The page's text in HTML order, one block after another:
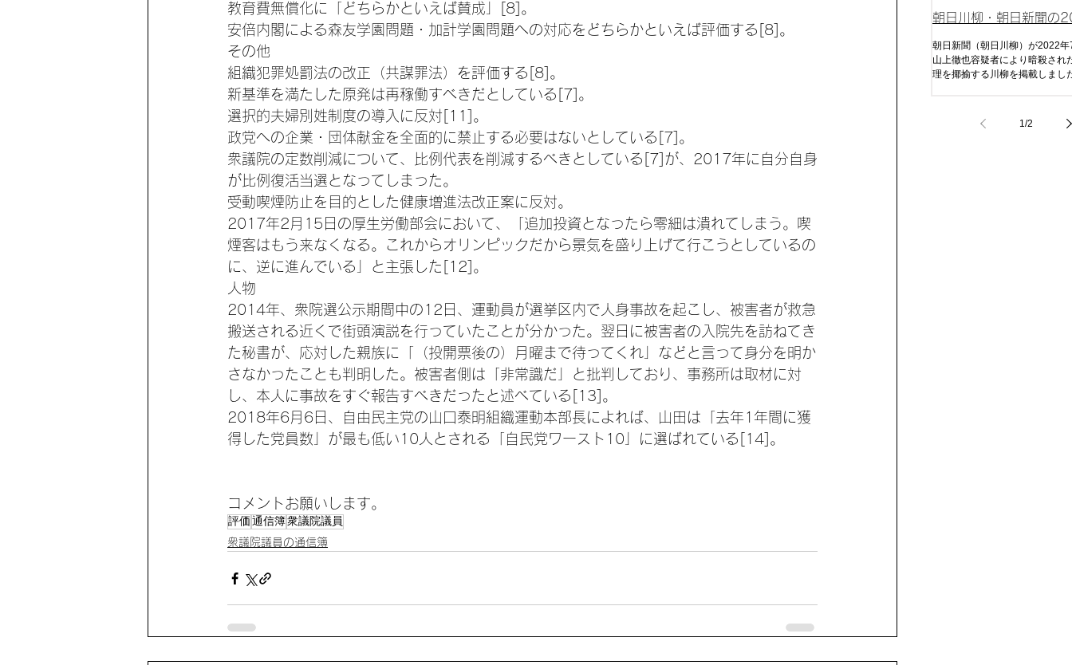
教育費無償化に「どちらかといえば賛成」[8]。
安倍内閣による森友学園問題・加計学園問題への対応をどちらかといえば評価する[8]。
その他
組織犯罪処罰法の改正（共謀罪法）を評価する[8]。
新基準を満たした原発は再稼働すべきだとしている[7]。
選択的夫婦別姓制度の導入に反対[11]。
政党への企業・団体献金を全面的に禁止する必要はないとしている[7]。
衆議院の定数削減について、比例代表を削減するべきとしている[7]が、2017年に自分自身
が比例復活当選となってしまった。
受動喫煙防止を目的とした健康増進法改正案に反対。
2017年2月15日の厚生労働部会において、「追加投資となったら零細は潰れてしまう。喫
煙客はもう来なくなる。これからオリンピックだから景気を盛り上げて行こうとしているの
に、逆に進んでいる」と主張した[12]。
人物
2014年、衆院選公示期間中の12日、運動員が選挙区内で人身事故を起こし、被害者が救急
搬送される近くで街頭演説を行っていたことが分かった。翌日に被害者の入院先を訪ねてき
た秘書が、応対した親族に「（投開票後の）月曜まで待ってくれ」などと言って身分を明か
さなかったことも判明した。被害者側は「非常識だ」と批判しており、事務所は取材に対
し、本人に事故をすぐ報告すべきだったと述べている[13]。
2018年6月6日、自由民主党の山口泰明組織運動本部長によれば、山田は「去年1年間に獲
得した党員数」が最も低い10人とされる「自民党ワースト10」に選ばれている[14]。
コメントお願いします。
評価通信簿衆議院議員
衆議院議員の通信簿
朝日川柳・朝日新聞の
月16日の西木空人選
朝日新聞（朝日川柳）が2022
山上徹也容疑者により暗殺され
理を揶揄する川柳を掲載しまし
か。見ていきましょう。まず、
なった遠因である「ラサール石
1/2